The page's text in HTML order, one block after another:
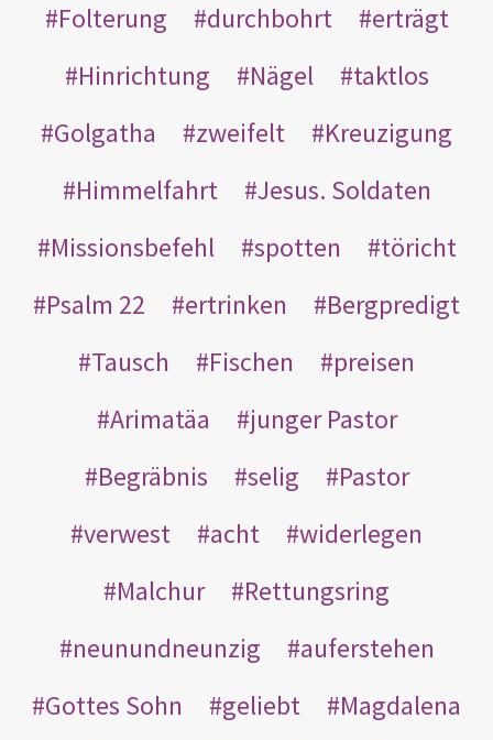
Folterung
durchbohrt
erträgt
Hinrichtung
Nägel
taktlos
Golgatha
zweifelt
Kreuzigung
Himmelfahrt
Jesus. Soldaten
Missionsbefehl
spotten
töricht
Psalm 22
ertrinken
Bergpredigt
Tausch
Fischen
preisen
Arimatäa
junger Pastor
Begräbnis
selig
Pastor
verwest
acht
widerlegen
Malchur
Rettungsring
neunundneunzig
auferstehen
Gottes Sohn
geliebt
Magdalena